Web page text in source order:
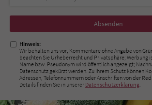
Nicht
ausfüllen!
Hinweis:
Wir behalten uns vor, Kommentare ohne Angabe von
beachten Sie Urheberrecht und Privatsphäre; Werbung
Name bzw. Pseudonym wird öffentlich angezeigt;
Datenschutz gekürzt werden. Zu Ihrem Schutz können
Adressen, Telefonnummern oder Anschriften von der
Details finden Sie in unserer Datenschutzerklärung